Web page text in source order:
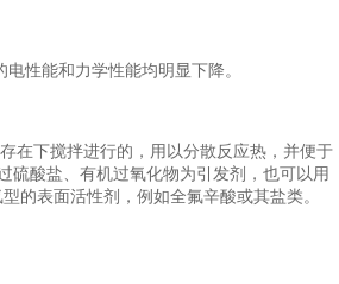
性能和力学性能均明显下降。
下搅拌进行的，用以分散反应热，并便于
酸盐、有机过氧化物为引发剂，也可以用
的表面活性剂，例如全氟辛酸或其盐类。